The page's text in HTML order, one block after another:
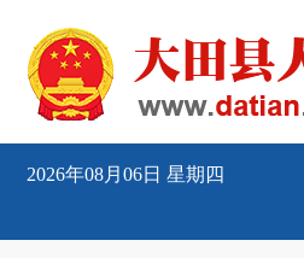
2026年08月06日 星期四